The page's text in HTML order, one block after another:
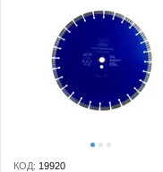
КОД: 19920